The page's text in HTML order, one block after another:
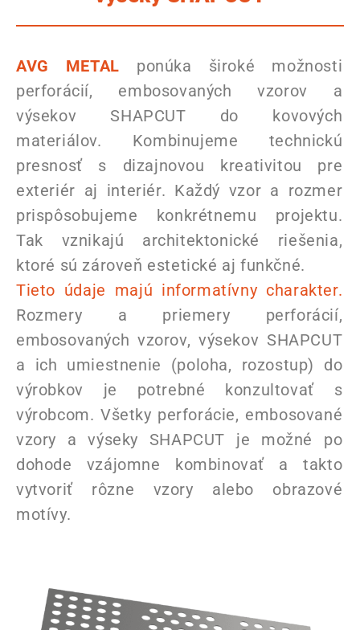
AVG METAL ponúka široké možnosti
perforácií, embosovaných vzorov a
výsekov SHAPCUT do kovových
materiálov. Kombinujeme technickú
presnosť s dizajnovou kreativitou pre
exteriér aj interiér. Každý vzor a rozmer
prispôsobujeme konkrétnemu projektu.
Tak vznikajú architektonické riešenia,
ktoré sú zároveň estetické aj funkčné.
Tieto údaje majú informatívny charakter.
Rozmery a priemery perforácií,
embosovaných vzorov, výsekov SHAPCUT
a ich umiestnenie (poloha, rozostup) do
výrobkov je potrebné konzultovať s
výrobcom. Všetky perforácie, embosované
vzory a výseky SHAPCUT je možné po
dohode vzájomne kombinovať a takto
vytvoriť rôzne vzory alebo obrazové
motívy.